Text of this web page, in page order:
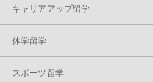
キャリアアップ留学
休学留学
スポーツ留学